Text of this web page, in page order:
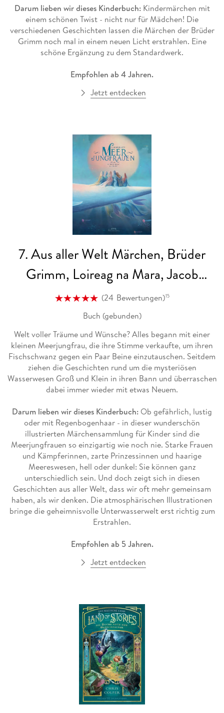
Darum lieben wir dieses Kinderbuch:Kindermärchen mit
einem schönen Twist - nicht nur für Mädchen! Die
verschiedenen Geschichten lassen die Märchen der Brüder
Grimm noch mal in einem neuen Licht erstrahlen. Eine
schöne Ergänzung zu dem Standardwerk.
Empfohlen ab 4 Jahren.
Jetzt entdecken
7. Aus aller Welt Märchen, Brüder
Grimm, Loireag na Mara, Jacob
Grimm: Zauberhafte Meerjungfrauen
(24 Bewertungen)15
Buch (gebunden)
Welt voller Träume und Wünsche? Alles begann mit einer
kleinen Meerjungfrau, die ihre Stimme verkaufte, um ihren
Fischschwanz gegen ein Paar Beine einzutauschen. Seitdem
ziehen die Geschichten rund um die mysteriösen
Wasserwesen Groß und Klein in ihren Bann und überraschen
dabei immer wieder mit etwas Neuem.
Darum lieben wir dieses Kinderbuch: Ob gefährlich, lustig
oder mit Regenbogenhaar - in dieser wunderschön
illustrierten Märchensammlung für Kinder sind die
Meerjungfrauen so einzigartig wie noch nie. Starke Frauen
und Kämpferinnen, zarte Prinzessinnen und haarige
Meereswesen, hell oder dunkel: Sie können ganz
unterschiedlich sein. Und doch zeigt sich in diesen
Geschichten aus aller Welt, dass wir oft mehr gemeinsam
haben, als wir denken. Die atmosphärischen Illustrationen
bringe die geheimnisvolle Unterwasserwelt erst richtig zum
Erstrahlen.
Empfohlen ab 5 Jahren.
Jetzt entdecken